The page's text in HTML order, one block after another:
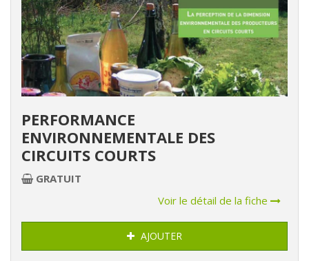
PERFORMANCE
ENVIRONNEMENTALE DES
CIRCUITS COURTS
GRATUIT
Voir le détail de la fiche
AJOUTER